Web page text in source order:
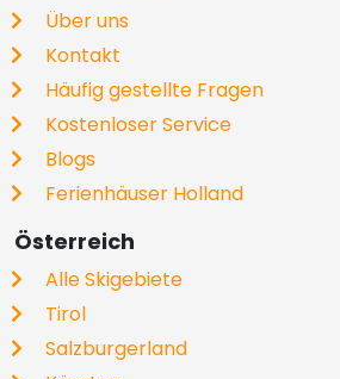
Über uns
Kontakt
Häufig gestellte Fragen
Kostenloser Service
Blogs
Ferienhäuser Holland
Österreich
Alle Skigebiete
Tirol
Salzburgerland